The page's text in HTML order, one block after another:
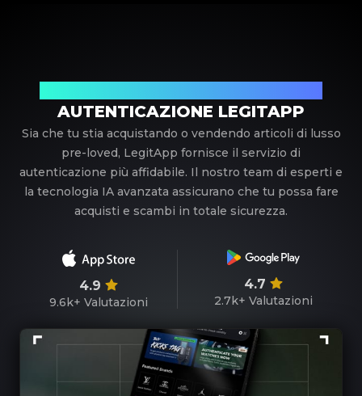
AUTENTICAZIONE LEGITAPP
Sia che tu stia acquistando o vendendo articoli di lusso
pre-loved, LegitApp fornisce il servizio di
autenticazione più affidabile. Il nostro team di esperti e
la tecnologia IA avanzata assicurano che tu possa fare
acquisti e scambi in totale sicurezza.
4.9
9.6k+ Valutazioni
4.7
2.7k+ Valutazioni